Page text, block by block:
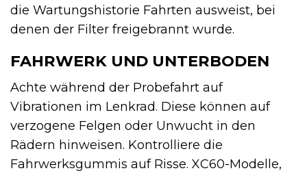
die Wartungshistorie Fahrten ausweist, bei
denen der Filter freigebrannt wurde.
FAHRWERK UND UNTERBODEN
Achte während der Probefahrt auf
Vibrationen im Lenkrad. Diese können auf
verzogene Felgen oder Unwucht in den
Rädern hinweisen. Kontrolliere die
Fahrwerksgummis auf Risse. XC60-Modelle,